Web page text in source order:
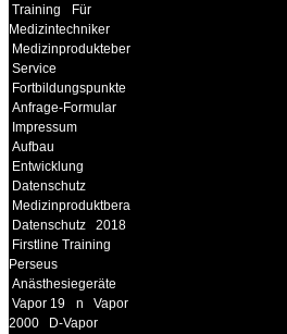
Training
Für
Medizintechniker
Medizinprodukteberater
Service
Fortbildungspunkte
Anfrage-Formular
Impressum
Aufbau
Entwicklung
Datenschutz
Medizinproduktberater
Datenschutz
2018
Firstline Training
Perseus
Anästhesiegeräte
Vapor 19
n
Vapor
2000
D-Vapor